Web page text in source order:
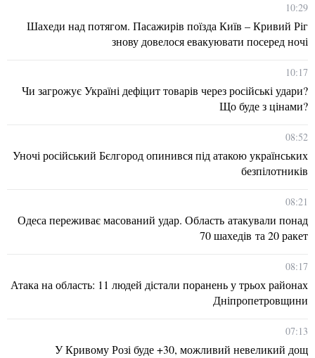
10:29
Шахеди над потягом. Пасажирів поїзда Київ – Кривий Ріг
знову довелося евакуювати посеред ночі
10:17
Чи загрожує Україні дефіцит товарів через російські удари?
Що буде з цінами?
08:52
Уночі російський Бєлгород опинився під атакою українських
безпілотників
08:21
Одеса переживає масований удар. Область атакували понад
70 шахедів та 20 ракет
08:17
Атака на область: 11 людей дістали поранень у трьох районах
Дніпропетровщини
07:13
У Кривому Розі буде +30, можливий невеликий дощ